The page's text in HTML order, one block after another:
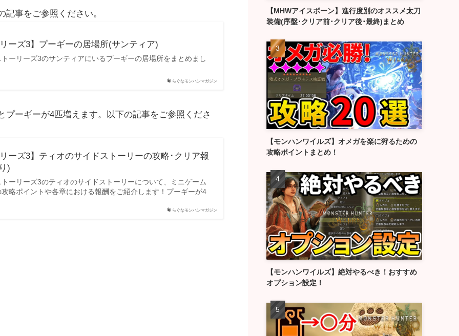
事をご参照ください。
らぐなモンハンマガジン
ーズ3】プーギーの居場所(サンティア)
ーリーズ3のサンティアにいるプーギーの居場所をまとめまし
ーギーが4匹増えます。以下の記事をご参照くださ
らぐなモンハンマガジン
ーズ3】ティオのサイドストーリーの攻略･クリア報
)
ーリーズ3のティオのサイドストーリーについて、ミニゲーム
略ポイントや各章における報酬をご紹介します！プーギーが4
【MHWアイスボーン】進行度別のオススメ太刀
装備(序盤･クリア前･クリア後･最終)まとめ
【モンハンワイルズ】オメガを楽に狩るための
攻略ポイントまとめ！
【モンハンワイルズ】絶対やるべき！おすすめ
オプション設定！